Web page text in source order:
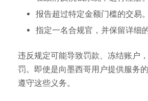
报告超过特定金额门槛的交易。
指定一名合规官，并保留详细
违反规定可能导致罚款、冻结账户
罚。即使是向墨西哥用户提供服务
遵守这些义务。